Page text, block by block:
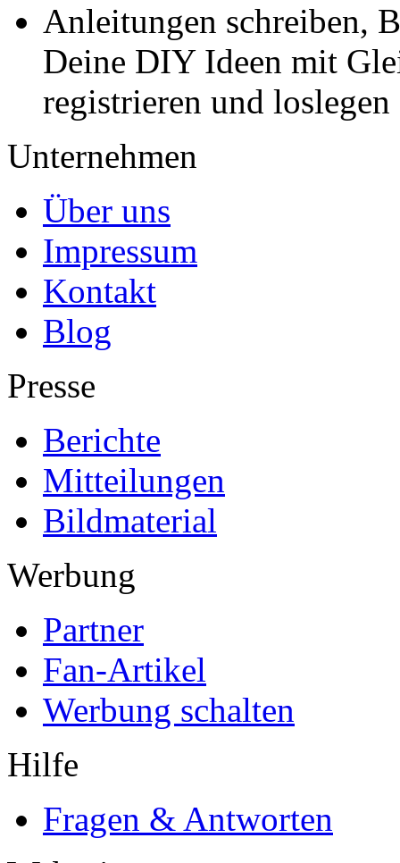
Anleitungen schreiben,
Deine DIY Ideen mit
registrieren und loslegen
Unternehmen
Über uns
Impressum
Kontakt
Blog
Presse
Berichte
Mitteilungen
Bildmaterial
Werbung
Partner
Fan-Artikel
Werbung schalten
Hilfe
Fragen & Antworten